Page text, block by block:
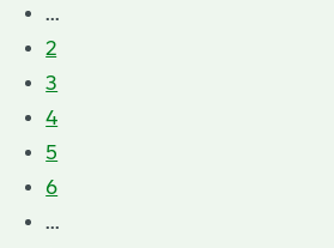
...
2
3
4
5
6
...